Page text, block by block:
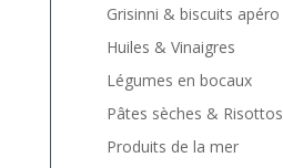
Grisinni & biscuits apéro
Huiles & Vinaigres
Légumes en bocaux
Pâtes sèches & Risottos
Produits de la mer